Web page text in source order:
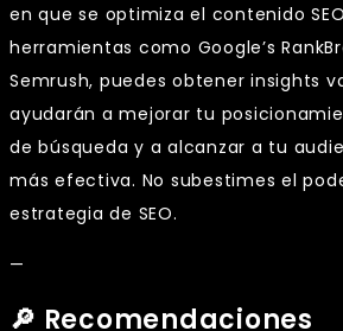
en que se optimiza el contenido
herramientas como Google’s
Semrush, puedes obtener insights
ayudarán a mejorar tu
de búsqueda y a alcanzar a tu
más efectiva. No subestimes el
estrategia de SEO.
—
🔎 Recomendaciones